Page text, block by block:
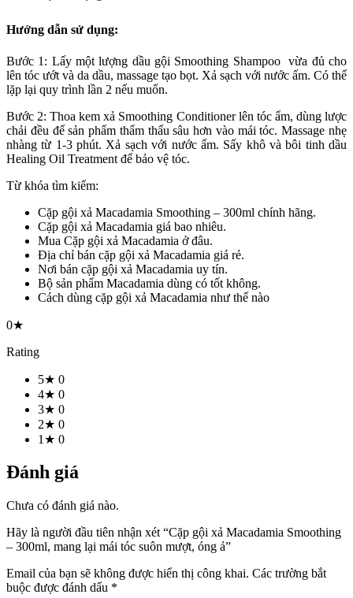
Hướng dẫn sử dụng:
Bước 1: Lấy một lượng dầu gội Smoothing Shampoo vừa đủ cho
lên tóc ướt và da dầu, massage tạo bọt. Xả sạch với nước ấm. Có thể
lặp lại quy trình lần 2 nếu muốn.
Bước 2: Thoa kem xả Smoothing Conditioner lên tóc ẩm, dùng lược
chải đều để sản phẩm thẩm thấu sâu hơn vào mái tóc. Massage nhẹ
nhàng từ 1-3 phút. Xả sạch với nước ấm. Sấy khô và bôi tinh dầu
Healing Oil Treatment để bảo vệ tóc.
Từ khóa tìm kiếm:
Cặp gội xả Macadamia Smoothing – 300ml chính hãng.
Cặp gội xả Macadamia giá bao nhiêu.
Mua Cặp gội xả Macadamia ở đâu.
Địa chỉ bán cặp gội xả Macadamia giá rẻ.
Nơi bán cặp gội xả Macadamia uy tín.
Bộ sản phẩm Macadamia dùng có tốt không.
Cách dùng cặp gội xả Macadamia như thế nào
0★
Rating
5★ 0
4★ 0
3★ 0
2★ 0
1★ 0
Đánh giá
Chưa có đánh giá nào.
Hãy là người đầu tiên nhận xét “Cặp gội xả Macadamia Smoothing
– 300ml, mang lại mái tóc suôn mượt, óng ả”
Email của bạn sẽ không được hiển thị công khai. Các trường bắt
buộc được đánh dấu *